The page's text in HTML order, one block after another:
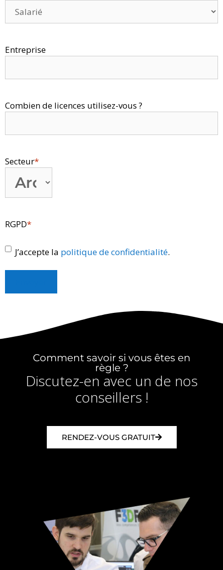
Entreprise
Combien de licences utilisez-vous ?
Secteur*
RGPD*
J’accepte la politique de confidentialité.
Comment savoir si vous êtes en
règle ?
Discutez-en avec un de nos
conseillers !
RENDEZ-VOUS GRATUIT